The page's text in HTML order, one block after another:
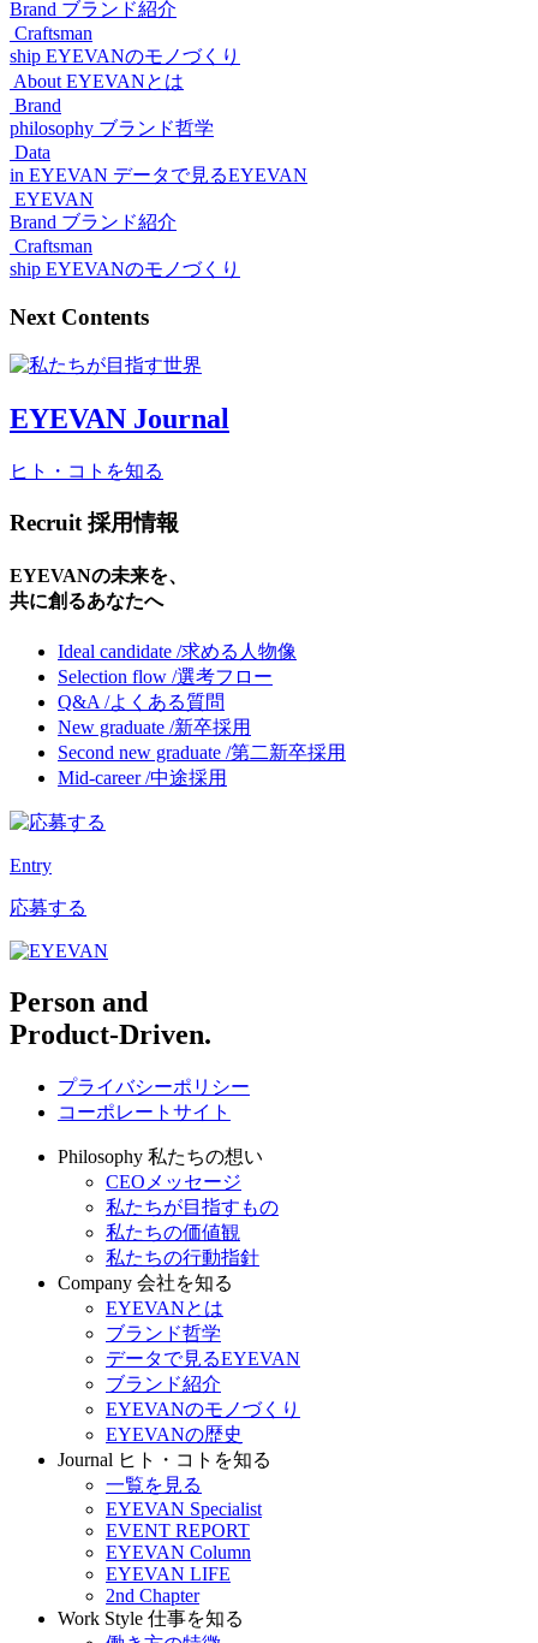
Brand ブランド紹介
Craftsman
ship EYEVANのモノづくり
About EYEVANとは
Brand
philosophy ブランド哲学
Data
in EYEVAN データで見るEYEVAN
EYEVAN
Brand ブランド紹介
Craftsman
ship EYEVANのモノづくり
Next Contents
EYEVAN Journal
ヒト・コトを知る
Recruit 採用情報
EYEVANの未来を、
共に創るあなたへ
Ideal candidate /求める人物像
Selection flow /選考フロー
Q&A /よくある質問
New graduate /新卒採用
Second new graduate /第二新卒採用
Mid-career /中途採用
Entry
応募する
Person and
Product-Driven.
プライバシーポリシー
コーポレートサイト
Philosophy 私たちの想い
CEOメッセージ
私たちが目指すもの
私たちの価値観
私たちの行動指針
Company 会社を知る
EYEVANとは
ブランド哲学
データで見るEYEVAN
ブランド紹介
EYEVANのモノづくり
EYEVANの歴史
Journal ヒト・コトを知る
一覧を見る
EYEVAN Specialist
EVENT REPORT
EYEVAN Column
EYEVAN LIFE
2nd Chapter
Work Style 仕事を知る